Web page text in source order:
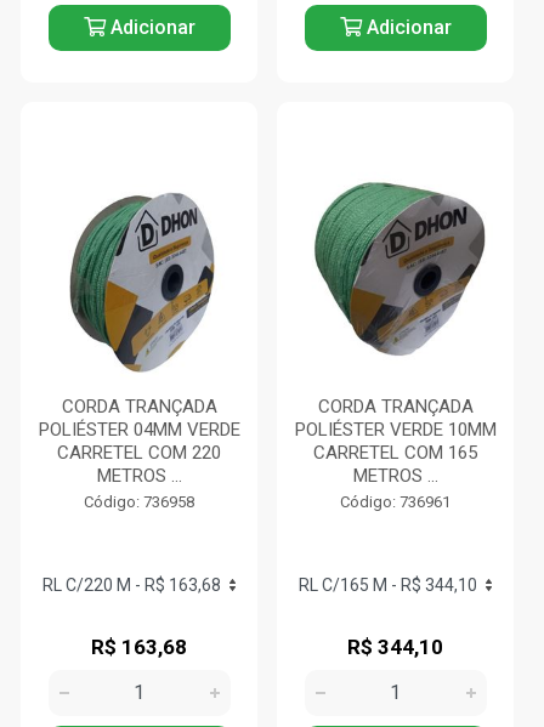
Adicionar Adicionar
CORDA TRANÇADA
POLIÉSTER 04MM VERDE
CARRETEL COM 220
METROS ...
Código: 736958
R$ 163,68
CORDA TRANÇADA
POLIÉSTER VERDE 10MM
CARRETEL COM 165
METROS ...
Código: 736961
R$ 344,10